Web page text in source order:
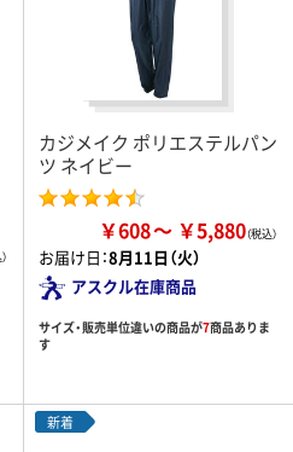
カジメイク ポリエステルパン
ツ ネイビー
￥608 ￥5,880
お届け日：8月11日（火）
アスクル在庫商品
サイズ・販売単位違いの商品が7商品ありま
す
新着